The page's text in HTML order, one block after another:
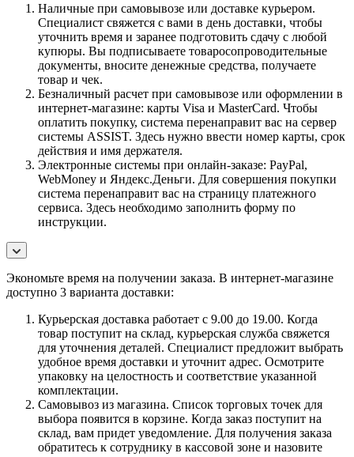
Наличные при самовывозе или доставке курьером.
Специалист свяжется с вами в день доставки, чтобы
уточнить время и заранее подготовить сдачу с любой
купюры. Вы подписываете товаросопроводительные
документы, вносите денежные средства, получаете
товар и чек.
Безналичный расчет при самовывозе или оформлении в
интернет-магазине: карты Visa и MasterCard. Чтобы
оплатить покупку, система перенаправит вас на сервер
системы ASSIST. Здесь нужно ввести номер карты, срок
действия и имя держателя.
Электронные системы при онлайн-заказе: PayPal,
WebMoney и Яндекс.Деньги. Для совершения покупки
система перенаправит вас на страницу платежного
сервиса. Здесь необходимо заполнить форму по
инструкции.
Экономьте время на получении заказа. В интернет-магазине
доступно 3 варианта доставки:
Курьерская доставка работает с 9.00 до 19.00. Когда
товар поступит на склад, курьерская служба свяжется
для уточнения деталей. Специалист предложит выбрать
удобное время доставки и уточнит адрес. Осмотрите
упаковку на целостность и соответствие указанной
комплектации.
Самовывоз из магазина. Список торговых точек для
выбора появится в корзине. Когда заказ поступит на
склад, вам придет уведомление. Для получения заказа
обратитесь к сотруднику в кассовой зоне и назовите